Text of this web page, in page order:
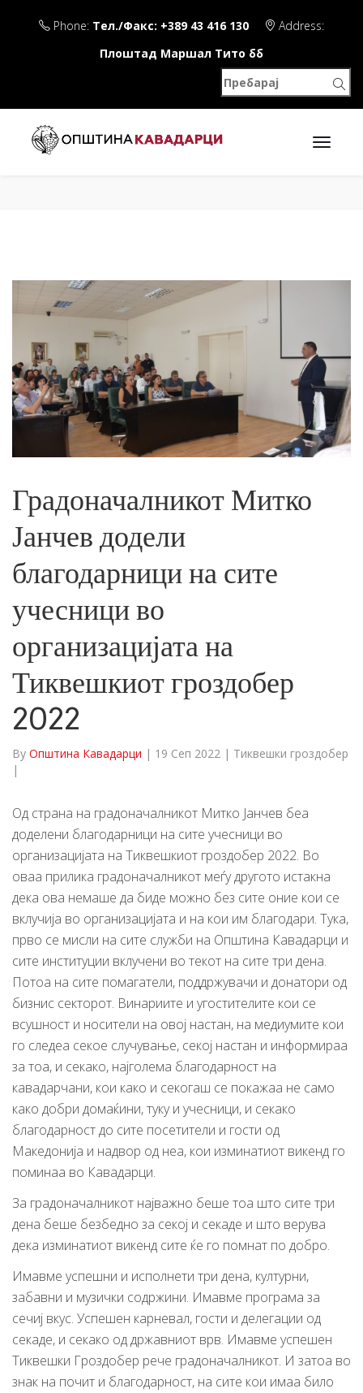
Phone: Тел./Факс: +389 43 416 130
Address:
Плоштад Маршал Тито бб
Градоначалникот Митко
Јанчев додели
благодарници на сите
учесници во
организацијата на
Тиквешкиот гроздобер
2022
By Општина Кавадарци | 19 Сеп 2022 | Тиквешки гроздобер
|
Од страна на градоначалникот Митко Јанчев беа
доделени благодарници на сите учесници во
организацијата на Тиквешкиот гроздобер 2022. Во
оваа прилика градоначалникот меѓу другото истакна
дека ова немаше да биде можно без сите оние кои се
вклучија во организацијата и на кои им благодари. Тука,
прво се мисли на сите служби на Општина Кавадарци и
сите институции вклучени во текот на сите три дена.
Потоа на сите помагатели, поддржувачи и донатори од
бизнис секторот. Винариите и угостителите кои се
всушност и носители на овој настан, на медиумите кои
го следеа секое случување, секој настан и информираа
за тоа, и секако, најголема благодарност на
кавадарчани, кои како и секогаш се покажаа не само
како добри домаќини, туку и учесници, и секако
благодарност до сите посетители и гости од
Македонија и надвор од неа, кои изминатиот викенд го
поминаа во Кавадарци.
За градоначалникот најважно беше тоа што сите три
дена беше безбедно за секој и секаде и што верува
дека изминатиот викенд сите ќе го помнат по добро.
Имавме успешни и исполнети три дена, културни,
забавни и музички содржини. Имавме програма за
сечиј вкус. Успешен карневал, гости и делегации од
секаде, и секако од државниот врв. Имавме успешен
Тиквешки Гроздобер рече градоначалникот. И затоа во
знак на почит и благодарност, на сите кои имаа било